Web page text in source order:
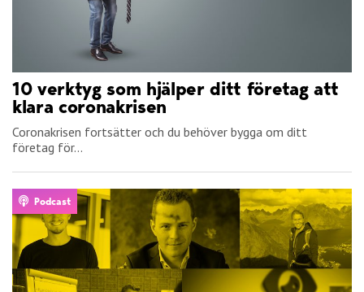
10 verktyg som hjälper ditt företag att
klara coronakrisen
Coronakrisen fortsätter och du behöver bygga om ditt
företag för...
Podcast